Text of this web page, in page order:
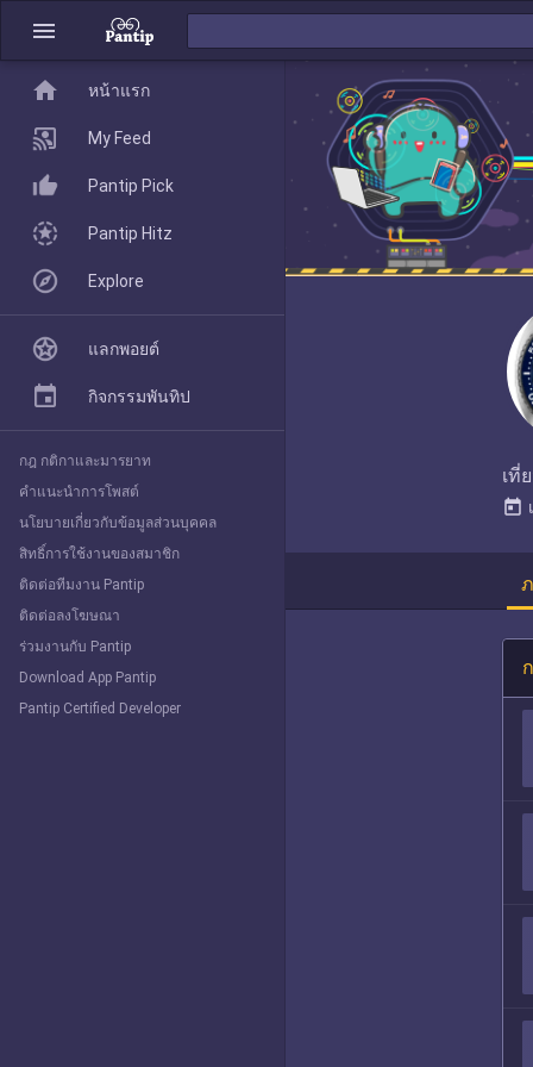
menu
เที่
today
home
Pantip Pick
Explore
home หน้าแรก
My Feed
Pantip Pick
Pantip Hitz
Explore
แลกพอยต์
กิจกรรมพันทิป
กฎ กติกาและมารยาท
คำแนะนำการโพสต์
นโยบายเกี่ยวกับข้อมูลส่วนบุคคล
สิทธิ์การใช้งานของสมาชิก
ติดต่อทีมงาน Pantip
ติดต่อลงโฆษณา
ร่วมงานกับ Pantip
Download App Pantip
Pantip Certified Developer